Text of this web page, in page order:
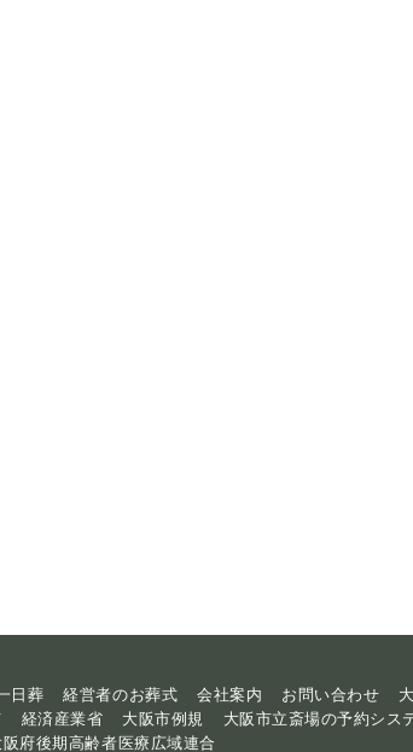
日葬 経営者のお葬式 会社案内 お問い合わせ
経済産業省 大阪市例規 大阪市立斎場の予約シス
阪府後期高齢者医療広域連合